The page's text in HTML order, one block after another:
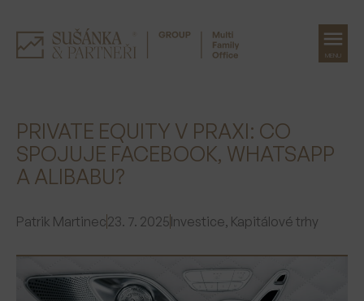
obsah
MENU
PRIVATE EQUITY V PRAXI: CO
SPOJUJE FACEBOOK, WHATSAPP
A ALIBABU?
Patrik Martinec23. 7. 2025Investice, Kapitálové trhy